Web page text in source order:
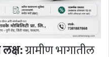
ग्रामीण भागातील